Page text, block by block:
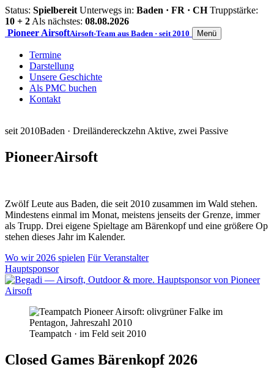
Status: Spielbereit Unterwegs in: Baden · FR · CH Truppstärke:
10 + 2 Als nächstes: 08.08.2026
Pioneer AirsoftAirsoft-Team aus Baden · seit 2010 Menü
Termine
Darstellung
Unsere Geschichte
Als PMC buchen
Kontakt
seit 2010Baden · Dreiländereckzehn Aktive, zwei Passive
PioneerAirsoft
Zwölf Leute aus Baden, die seit 2010 zusammen im Wald stehen.
Mindestens einmal im Monat, meistens jenseits der Grenze, immer
als Trupp. Drei eigene Spieltage am Bärenkopf und eine größere Op
stehen dieses Jahr im Kalender.
Wo wir 2026 spielen Für Veranstalter
Hauptsponsor
Teampatch · im Feld seit 2010
Closed Games Bärenkopf 2026